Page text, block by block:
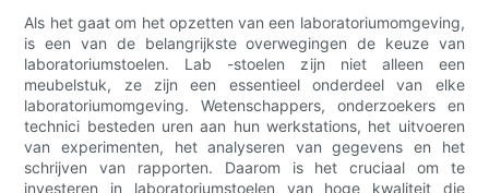
Als het gaat om het opzetten van een laboratoriumomgeving,
is een van de belangrijkste overwegingen de keuze van
laboratoriumstoelen. Lab -stoelen zijn niet alleen een
meubelstuk, ze zijn een essentieel onderdeel van elke
laboratoriumomgeving. Wetenschappers, onderzoekers en
technici besteden uren aan hun werkstations, het uitvoeren
van experimenten, het analyseren van gegevens en het
schrijven van rapporten. Daarom is het cruciaal om te
investeren in laboratoriumstoelen van hoge kwaliteit die